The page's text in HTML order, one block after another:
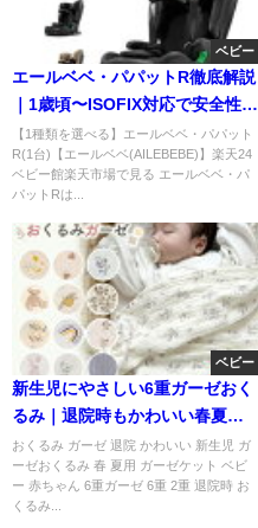
ベビー
エールベベ・パパットR徹底解説
｜1歳頃〜ISOFIX対応で安全性と
乗せやすさ両立
【1種類を選べる】エールベベ・パパット
R(1台)【エールベベ(AILEBEBE)】楽天24
ベビー館楽天市場で見る エールベベ・パ
パットRは...
ベビー
新生児にやさしい6重ガーゼおく
るみ｜退院時もかわいい春夏用
ブランケット
おくるみ ガーゼ 退院 かわいい 新生児 ガ
ーゼおくるみ 春 夏用 ガーゼケット ベビ
ー 赤ちゃん 6重ガーゼ 6重 2重 退院時 お
くるみ...